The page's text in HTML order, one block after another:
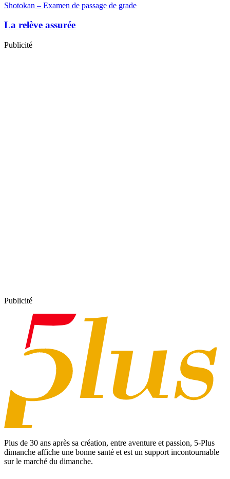
Shotokan – Examen de passage de grade
La relève assurée
Publicité
Publicité
Plus de 30 ans après sa création, entre aventure et passion, 5-Plus
dimanche affiche une bonne santé et est un support incontournable
sur le marché du dimanche.